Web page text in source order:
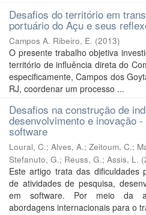
Desafios do território em
portuário do Açu e seus
Campos A. Ribeiro, E. (2013)
O presente trabalho objetiva
território de influência direta do
especificamente, Campos dos
RJ, coordenar um processo ...
Desafios na construção de
desenvolvimento e inovação
software
Loural, C.; Alves, A.; Zeitoum, C.;
Stefanuto, G.; Reuss, G.; Assis, L. (
Este artigo trata das dificuldades
de atividades de pesquisa,
em software. Por meio da
abordagens internacionais para o